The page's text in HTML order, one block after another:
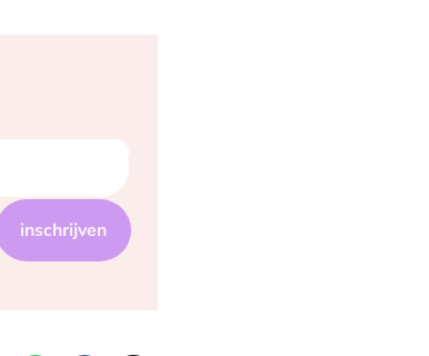
inschrijven